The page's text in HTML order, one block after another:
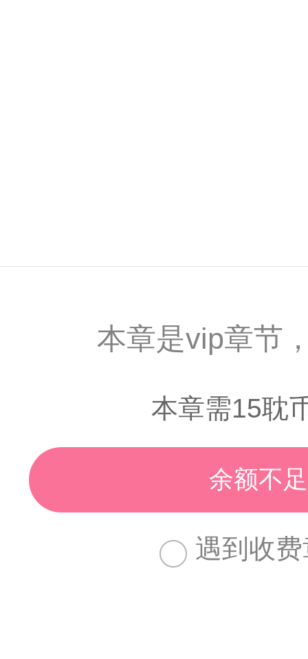
本章是vip章节
本章需15耽
余额不
遇到收